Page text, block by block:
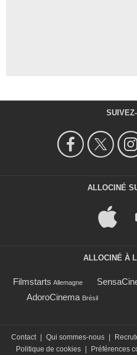
ALLOCINÉ
ALLOCINÉ À
Filmstarts Allemagne
AdoroCinema Brésil
Contact Qui sommes-nous
Politique de cookies
Préférences